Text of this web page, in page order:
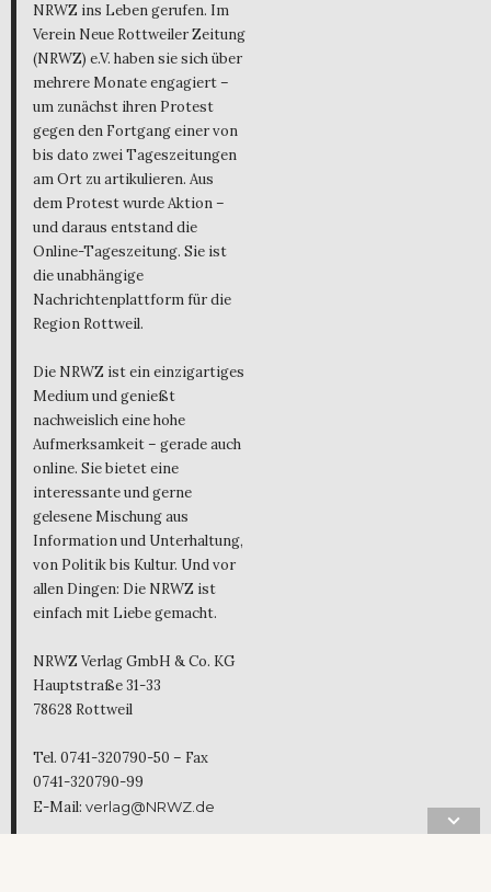
NRWZ ins Leben gerufen. Im
Verein Neue Rottweiler Zeitung
(NRWZ) e.V. haben sie sich über
mehrere Monate engagiert –
um zunächst ihren Protest
gegen den Fortgang einer von
bis dato zwei Tageszeitungen
am Ort zu artikulieren. Aus
dem Protest wurde Aktion –
und daraus entstand die
Online-Tageszeitung. Sie ist
die unabhängige
Nachrichtenplattform für die
Region Rottweil.
Die NRWZ ist ein einzigartiges
Medium und genießt
nachweislich eine hohe
Aufmerksamkeit – gerade auch
online. Sie bietet eine
interessante und gerne
gelesene Mischung aus
Information und Unterhaltung,
von Politik bis Kultur. Und vor
allen Dingen: Die NRWZ ist
einfach mit Liebe gemacht.
NRWZ Verlag GmbH & Co. KG
Hauptstraße 31-33
78628 Rottweil
Tel. 0741-320790-50 – Fax
0741-320790-99
E-Mail: verlag@NRWZ.de